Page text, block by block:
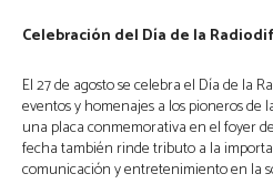
Celebración del Día de la
El 27 de agosto se celebra el Día de la
eventos y homenajes a los pioneros de
una placa conmemorativa en el foyer
fecha también rinde tributo a la
comunicación y entretenimiento en la